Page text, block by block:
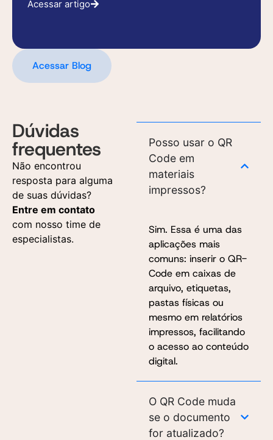
Acessar artigo
Acessar Blog
Dúvidas
frequentes
Não encontrou
resposta para alguma
de suas dúvidas?
Entre em contato
com nosso time de
especialistas.
Posso usar o QR
Code em
materiais
impressos?
Sim. Essa é uma das
aplicações mais
comuns: inserir o QR-
Code em caixas de
arquivo, etiquetas,
pastas físicas ou
mesmo em relatórios
impressos, facilitando
o acesso ao conteúdo
digital.
O QR Code muda
se o documento
for atualizado?